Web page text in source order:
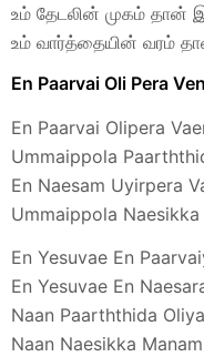
உம் தேடலின் முகம் தான்
உம் வார்த்தையின் வரம்
En Paarvai Oli Pera
En Paarvai Olipera
Ummaippola
En Naesam Uyirpera
Ummaippola Naesikka
En Yesuvae En
En Yesuvae En
Naan Paarththida
Naan Naesikka